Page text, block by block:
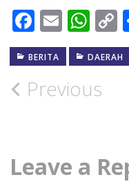
Facebook
Email
BERITA DAERAH
Post
Previous
Leave a